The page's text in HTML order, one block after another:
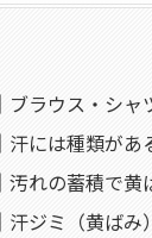
ブラウス・シャ
汗には種類があ
汚れの蓄積で黄
汗ジミ（黄ばみ